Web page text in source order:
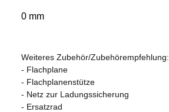
0 mm
Weiteres Zubehör/Zubehörempfehlung:
- Flachplane
- Flachplanenstütze
- Netz zur Ladungssicherung
- Ersatzrad